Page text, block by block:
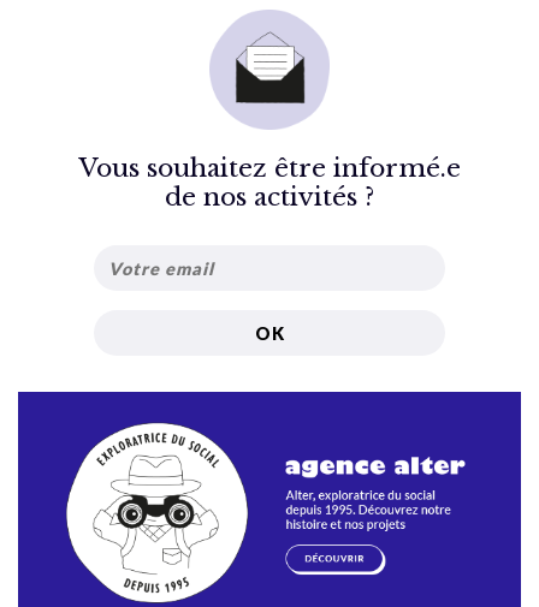
Vous souhaitez être informé.e
de nos activités ?